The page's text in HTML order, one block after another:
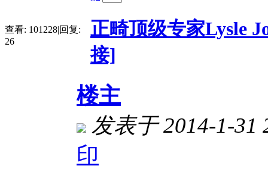
查看: 101228|回复:
26
正畸顶级专家Lysle
接]
楼主
发表于 2014-1-31
印